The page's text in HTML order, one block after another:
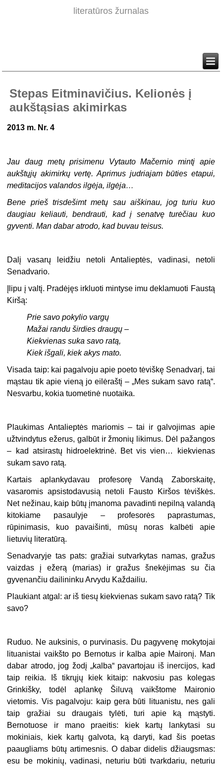
literatūros žurnalas
Stepas Eitminavičius. Kelionės į
aukštąsias akimirkas
2013 m. Nr. 4
Jau daug metų prisimenu Vytauto Mačernio mintį apie
aukštųjų akimirkų vertę. Aprimus judriajam būties etapui,
meditacijos valandos ilgėja, ilgėja…
Bene prieš trisdešimt metų sau aiškinau, jog turiu kuo
daugiau keliauti, bendrauti, kad į senatvę turėčiau kuo
gyventi. Man dabar atrodo, kad buvau teisus.
Dalį vasarų leidžiu netoli Antalieptės, vadinasi, netoli
Senadvario.
Įlipu į valtį. Pradėjęs irkluoti mintyse imu deklamuoti Faustą
Kiršą:
Prie savo pokylio vargų
Mažai randu širdies draugų –
Kiekvienas suka savo ratą,
Kiek išgali, kiek akys mato.
Visada taip: kai pagalvoju apie poeto tėviškę Senadvarį, tai
mąstau tik apie vieną jo eilėraštį – „Mes sukam savo ratą“.
Nesvarbu, kokia tuometinė nuotaika.
Plaukimas Antalieptės mariomis – tai ir galvojimas apie
užtvindytus ežerus, galbūt ir žmonių likimus. Dėl pažangos
– kad atsirastų hidroelektrinė. Bet vis vien… kiekvienas
sukam savo ratą.
Kartais aplankydavau profesorę Vandą Zaborskaitę,
vasaromis apsistodavusią netoli Fausto Kiršos tėviškės.
Net nežinau, kaip būtų įmanoma pavadinti nepilną valandą
kitokiame pasaulyje – profesorės paprastumas,
rūpinimasis, kuo pavaišinti, mūsų noras kalbėti apie
lietuvių literatūrą.
Senadvaryje tas pats: gražiai sutvarkytas namas, gražus
vaizdas į ežerą (marias) ir gražus šnekėjimas su čia
gyvenančiu dailininku Arvydu Každailiu.
Plaukiant atgal: ar iš tiesų kiekvienas sukam savo ratą? Tik
savo?
Ruduo. Ne auksinis, o purvinasis. Du pagyvenę mokytojai
lituanistai vaikšto po Bernotus ir kalba apie Maironį. Man
dabar atrodo, jog žodį „kalba“ pavartojau iš inercijos, kad
taip reikia. Iš tikrųjų kiek kitaip: nakvosiu pas kolegas
Grinkišky, todėl aplankę Šiluvą vaikštome Maironio
vietomis. Vis pagalvoju: kaip gera būti lituanistu, nes gali
taip gražiai su draugais tylėti, turi apie ką mąstyti.
Bernotuose ir mano praeitis: kiek kartų lankytasi su
mokiniais, kiek kartų galvota, ką daryti, kad šis poetas
paaugliams būtų artimesnis. O dabar didelis džiaugsmas:
esu be mokinių, vadinasi, neturiu būti tvarkdariu, neturiu